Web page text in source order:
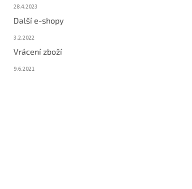
28.4.2023
Další e-shopy
3.2.2022
Vrácení zboží
9.6.2021